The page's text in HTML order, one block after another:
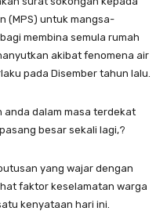
(MPS) untuk mangsa-
membina semula rumah
akibat fenomena air
pada Disember tahun lalu.
anda dalam masa terdekat
besar sekali lagi,?
yang wajar dengan
faktor keselamatan warga
kenyataan hari ini.